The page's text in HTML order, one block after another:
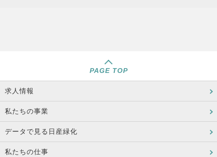
PAGE TOP
求人情報
私たちの事業
データで見る日産緑化
私たちの仕事